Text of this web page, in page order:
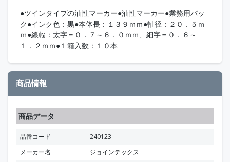
●ツインタイプの油性マーカー●油性マーカー●業務用パッ
ク●インク色：黒●本体長：１３９ｍｍ●軸径：２０．５ｍ
ｍ●線幅：太字＝０．７～６．０ｍｍ、細字＝０．６～
１．２ｍｍ●１箱入数：１０本
商品情報
商品データ
品番コード
240123
メーカー名
ジョインテックス